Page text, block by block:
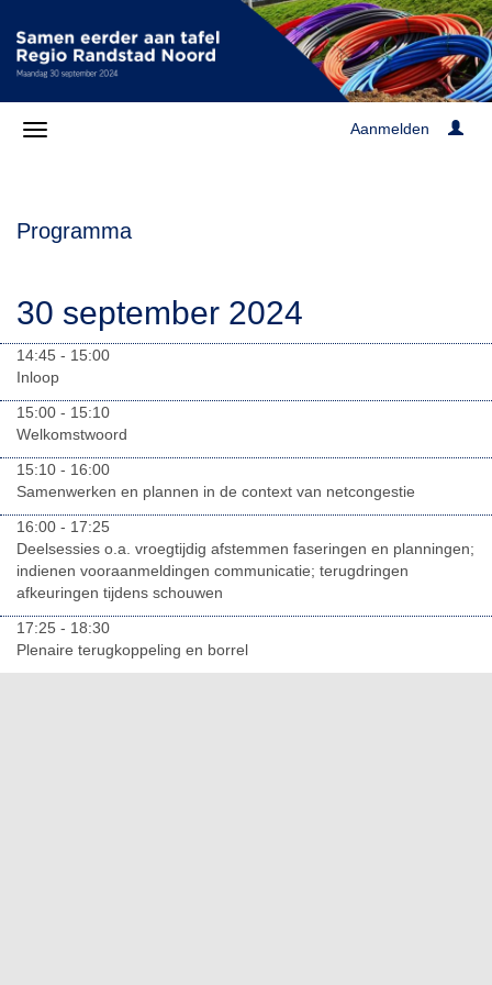
Aanmelden
Programma
30 september 2024
14:45 - 15:00
Inloop
15:00 - 15:10
Welkomstwoord
15:10 - 16:00
Samenwerken en plannen in de context van netcongestie
16:00 - 17:25
Deelsessies o.a. vroegtijdig afstemmen faseringen en planningen;
indienen vooraanmeldingen communicatie; terugdringen
afkeuringen tijdens schouwen
17:25 - 18:30
Plenaire terugkoppeling en borrel